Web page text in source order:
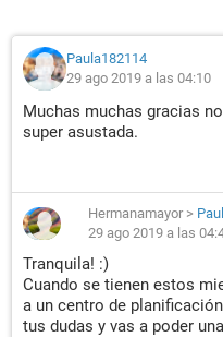
Paula182114
29 ago 2019 a las 04:10
Muchas muchas gracias
super asustada.
Hermanamayor >
29 ago 2019 a las
Tranquila! :)
Cuando se tienen estos
a un centro de
tus dudas y vas a poder